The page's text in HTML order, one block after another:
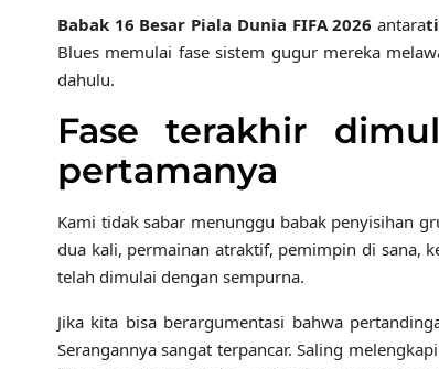
Babak 16 Besar Piala Dunia FIFA 2026 antara
Blues memulai fase sistem gugur mereka
dahulu.
Fase terakhir
pertamanya
Kami tidak sabar menunggu babak penyisihan
dua kali, permainan atraktif, pemimpin di sana,
telah dimulai dengan sempurna.
Jika kita bisa berargumentasi bahwa
Serangannya sangat terpancar. Saling